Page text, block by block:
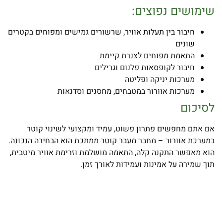
שימושים נפוצים:
חיבור בין תעלות אוויר, שרשורים גמישים ומפוחים בקטרים
שונים
התאמת מפוחים לצנרת קיימת
חיבור לקופסאות פלנום וגרילים
מערכות יניקה ופליטה
מערכות אוורור במטבחים, מחסנים וסדנאות
לסיכום
אם אתם מחפשים פתרון פשוט, עמיד ומקצועי לשינוי קוטר
במערכת אוורור – מחבר מעבר קוטר ממתכת הוא הבחירה הנכונה.
הוא מאפשר התקנה קלה, התאמה מושלמת וזרימת אוויר מיטבית,
תוך שמירה על אמינות ועמידות לאורך זמן.